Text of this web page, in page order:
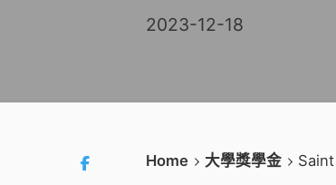
2023-12-18
Home 大學獎學金